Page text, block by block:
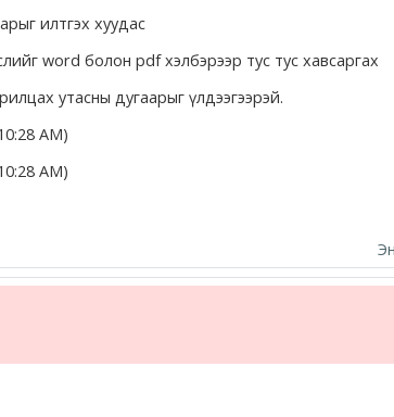
илтгэх хуудас
word болон pdf хэлбэрээр тус тус хавсаргах
утасны дугаарыг үлдээгээрэй.
AM)
AM)